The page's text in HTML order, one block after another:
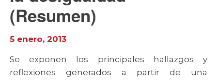
(Resumen)
5 enero, 2013
Se exponen los principales hallazgos y
reflexiones generados a partir de una